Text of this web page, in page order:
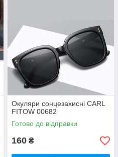
Окуляри сонцезахисні CARL
FITOW 00682
Готово до відправки
160 ₴